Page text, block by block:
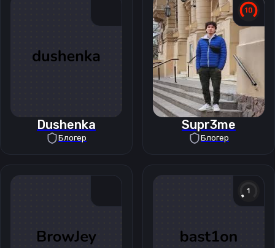
Dushenka
Блогер
Supr3me
Блогер